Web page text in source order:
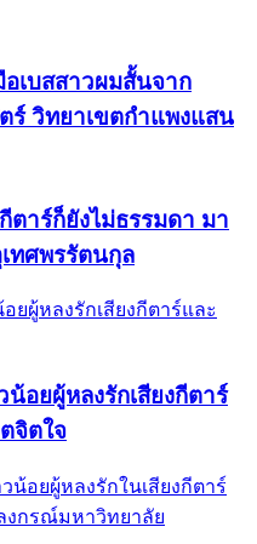
เบสสาวผมสั้นจาก
ร์ วิทยาเขตกำแพงแสน
ตาร์ก็ยังไม่ธรรมดา มา
ทศพรรัตนกุล
อยผู้หลงรักเสียงกีตาร์
จิตใจ